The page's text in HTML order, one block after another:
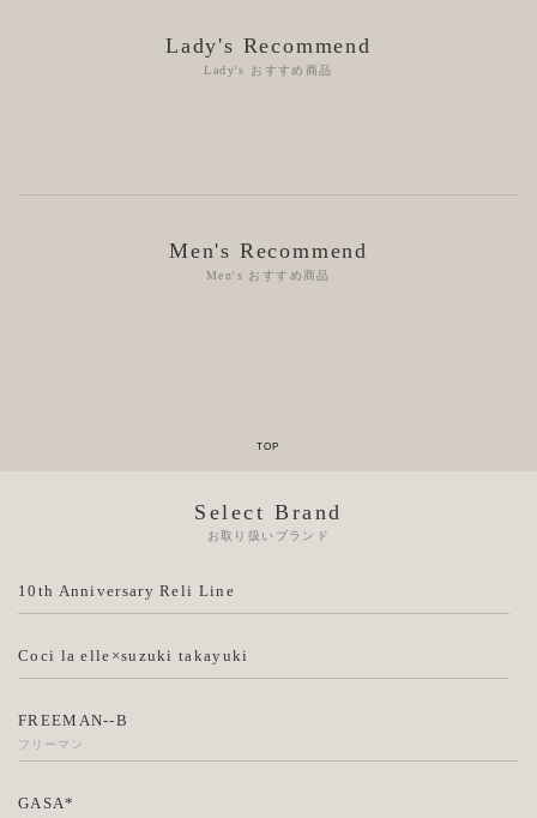
Lady's Recommend
Lady's おすすめ商品
Men's Recommend
Men's おすすめ商品
Select Brand
お取り扱いブランド
10th Anniversary Reli Line
Coci la elle×suzuki takayuki
FREEMAN--B
フリーマン
GASA*